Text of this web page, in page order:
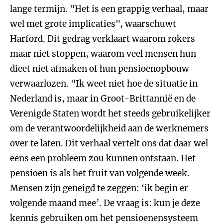
lange termijn. "Het is een grappig verhaal, maar
wel met grote implicaties", waarschuwt
Harford. Dit gedrag verklaart waarom rokers
maar niet stoppen, waarom veel mensen hun
dieet niet afmaken of hun pensioenopbouw
verwaarlozen. "Ik weet niet hoe de situatie in
Nederland is, maar in Groot-Brittannië en de
Verenigde Staten wordt het steeds gebruikelijker
om de verantwoordelijkheid aan de werknemers
over te laten. Dit verhaal vertelt ons dat daar wel
eens een probleem zou kunnen ontstaan. Het
pensioen is als het fruit van volgende week.
Mensen zijn geneigd te zeggen: ‘ik begin er
volgende maand mee’. De vraag is: kun je deze
kennis gebruiken om het pensioenensysteem